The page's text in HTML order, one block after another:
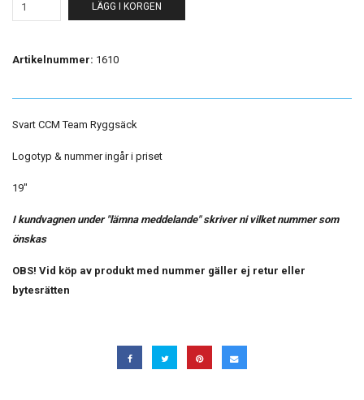
LÄGG I KORGEN
Artikelnummer: 1610
Svart CCM Team Ryggsäck
Logotyp & nummer ingår i priset
19"
Ikundvagnen under "lämna meddelande" skriver ni vilket nummer som
önskas
OBS! Vid köp av produkt med nummer gäller ej retur eller
bytesrätten